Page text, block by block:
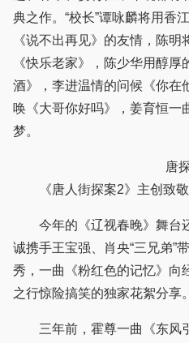
典之作。“校长”谭咏麟将用香
《说不出再见》的友情，陈明
《快乐老家》，陈少华用醇
酒》，李进温情的问候《你在
唤《大哥你好吗》，姜育恒一
梦。
唐
《唐人街探案2》主创致敬
今年的《辽视春晚》舞台还
诚携手王宝强、肖央“三兄弟”
秀，一曲《粉红色的记忆》向
之行惊险搞笑的独家花絮分享。
三年前，霍尊一曲《东风